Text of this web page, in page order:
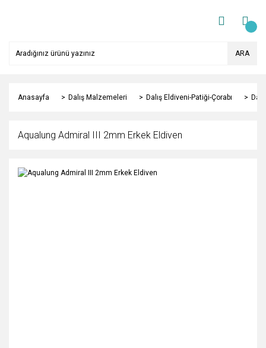
ARA
Anasayfa Dalış Malzemeleri Dalış Eldiveni-Patiği-Çorabı
Aqualung Admiral III 2mm Erkek Eldiven